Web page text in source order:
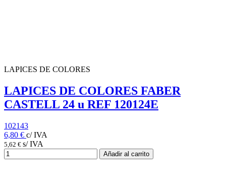
LAPICES DE COLORES
LAPICES DE COLORES FABER
CASTELL 24 u REF 120124E
102143
6,80 € c/ IVA
5,62 € s/ IVA
Añadir al carrito